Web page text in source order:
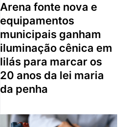
arena fonte nova e
equipamentos
municipais ganham
iluminação cênica em
lilás para marcar os
20 anos da lei maria
da penha